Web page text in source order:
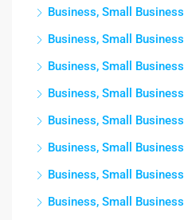
Business, Small Business
Business, Small Business
Business, Small Business
Business, Small Business
Business, Small Business
Business, Small Business
Business, Small Business
Business, Small Business